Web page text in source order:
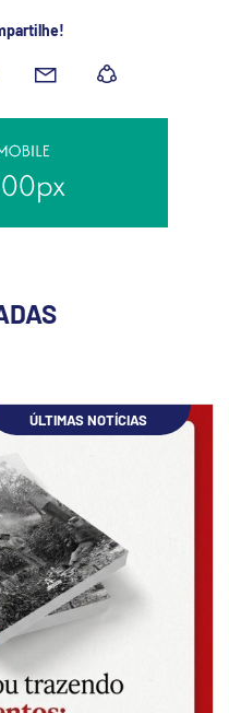
ÚLTIMAS NOTÍCIAS